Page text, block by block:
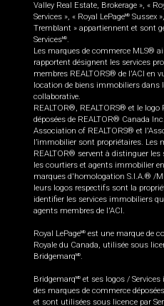
Valley Real Estate, Brokerage », «
Services », « Royal LePageMD Sussex
Tremblant » appartiennent et sont
ServicesMD.
Les marques de commerce MLS®
rapportent désignent les services
membres REALTORS® de l'ACI en
location de biens immobiliers dans
collaborative.
REALTOR®, REALTORS® et le
déposées de REALTOR® Canada
Association of REALTORS® et
l’immobilier sont propriétaires. Les
REALTOR® servent à distinguer
les courtiers et agents immobilier
marques d'homologation S.I.A.® /
leurs logos respectifs sont la
identifier les services immobiliers
agents membres de l'ACI.
Royal LePageMD est une marque de
Royale du Canada, utilisée sous
BridgemarqMD.
BridgemarqMD et ses logos /
des marques de commerce
et sont utilisées sous licence par